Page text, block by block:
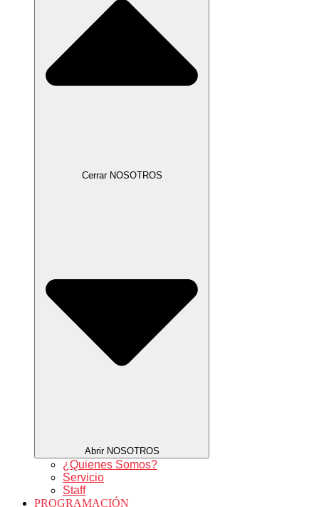
Cerrar NOSOTROS
Abrir NOSOTROS
¿Quienes Somos?
Servicio
Staff
PROGRAMACIÓN